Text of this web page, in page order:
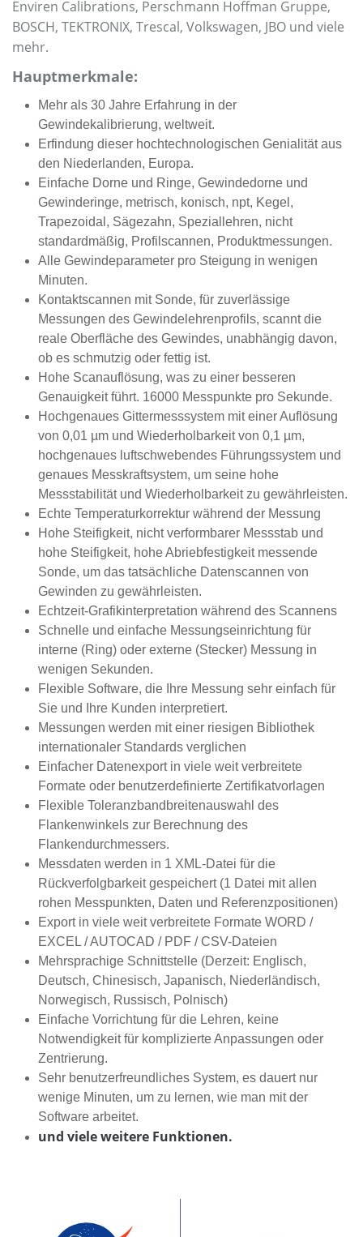
Enviren Calibrations, Perschmann Hoffman Gruppe,
BOSCH, TEKTRONIX, Trescal, Volkswagen, JBO und viele
mehr.
Hauptmerkmale:
Mehr als 30 Jahre Erfahrung in der
Gewindekalibrierung, weltweit.
Erfindung dieser hochtechnologischen Genialität aus
den Niederlanden, Europa.
Einfache Dorne und Ringe, Gewindedorne und
Gewinderinge, metrisch, konisch, npt, Kegel,
Trapezoidal, Sägezahn, Speziallehren, nicht
standardmäßig, Profilscannen, Produktmessungen.
Alle Gewindeparameter pro Steigung in wenigen
Minuten.
Kontaktscannen mit Sonde, für zuverlässige
Messungen des Gewindelehrenprofils, scannt die
reale Oberfläche des Gewindes, unabhängig davon,
ob es schmutzig oder fettig ist.
Hohe Scanauflösung, was zu einer besseren
Genauigkeit führt. 16000 Messpunkte pro Sekunde.
Hochgenaues Gittermesssystem mit einer Auflösung
von 0,01 µm und Wiederholbarkeit von 0,1 µm,
hochgenaues luftschwebendes Führungssystem und
genaues Messkraftsystem, um seine hohe
Messstabilität und Wiederholbarkeit zu gewährleisten.
Echte Temperaturkorrektur während der Messung
Hohe Steifigkeit, nicht verformbarer Messstab und
hohe Steifigkeit, hohe Abriebfestigkeit messende
Sonde, um das tatsächliche Datenscannen von
Gewinden zu gewährleisten.
Echtzeit-Grafikinterpretation während des Scannens
Schnelle und einfache Messungseinrichtung für
interne (Ring) oder externe (Stecker) Messung in
wenigen Sekunden.
Flexible Software, die Ihre Messung sehr einfach für
Sie und Ihre Kunden interpretiert.
Messungen werden mit einer riesigen Bibliothek
internationaler Standards verglichen
Einfacher Datenexport in viele weit verbreitete
Formate oder benutzerdefinierte Zertifikatvorlagen
Flexible Toleranzbandbreitenauswahl des
Flankenwinkels zur Berechnung des
Flankendurchmessers.
Messdaten werden in 1 XML-Datei für die
Rückverfolgbarkeit gespeichert (1 Datei mit allen
rohen Messpunkten, Daten und Referenzpositionen)
Export in viele weit verbreitete Formate WORD /
EXCEL / AUTOCAD / PDF / CSV-Dateien
Mehrsprachige Schnittstelle (Derzeit: Englisch,
Deutsch, Chinesisch, Japanisch, Niederländisch,
Norwegisch, Russisch, Polnisch)
Einfache Vorrichtung für die Lehren, keine
Notwendigkeit für komplizierte Anpassungen oder
Zentrierung.
Sehr benutzerfreundliches System, es dauert nur
wenige Minuten, um zu lernen, wie man mit der
Software arbeitet.
und viele weitere Funktionen.